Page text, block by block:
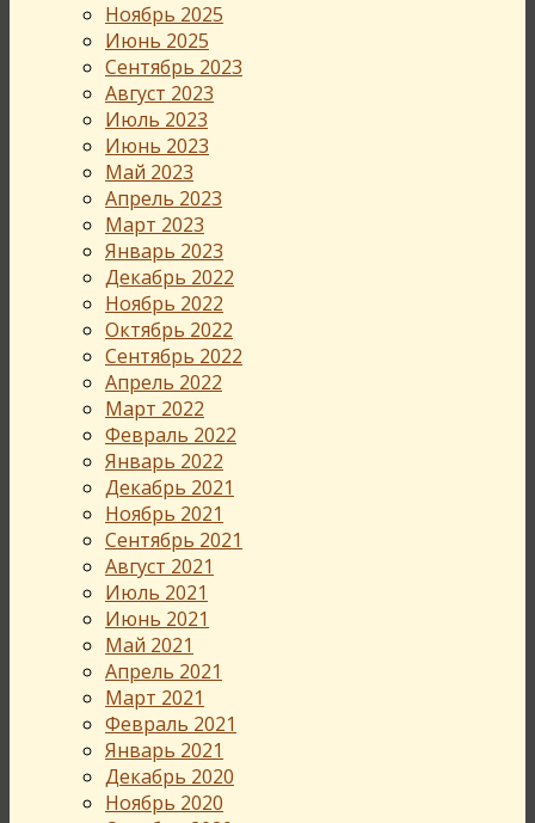
Ноябрь 2025
Июнь 2025
Сентябрь 2023
Август 2023
Июль 2023
Июнь 2023
Май 2023
Апрель 2023
Март 2023
Январь 2023
Декабрь 2022
Ноябрь 2022
Октябрь 2022
Сентябрь 2022
Апрель 2022
Март 2022
Февраль 2022
Январь 2022
Декабрь 2021
Ноябрь 2021
Сентябрь 2021
Август 2021
Июль 2021
Июнь 2021
Май 2021
Апрель 2021
Март 2021
Февраль 2021
Январь 2021
Декабрь 2020
Ноябрь 2020